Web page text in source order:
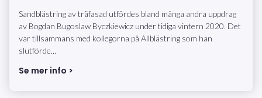
Sandblästring av träfasad utfördes bland många andra uppdrag
av Bogdan Bugoslaw Byczkiewicz under tidiga vintern 2020. Det
var tillsammans med kollegorna på Allblästring som han
slutförde...
Se mer info >